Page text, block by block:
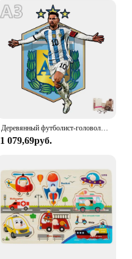
Деревянный футболист-головоломка, головоломка с животными, деревянные игрушки для рукоделия для детей, загадочные милые животные, деревянные головоломки для взрослых
1 079,69руб.